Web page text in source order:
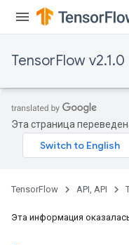
TensorFlow v2.1.0
Эта страница
TensorFlow API, API
Эта информация